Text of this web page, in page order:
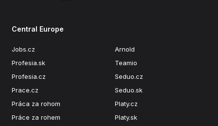
Central Europe
Jobs.cz
Profesia.sk
Profesia.cz
Prace.cz
Práca za rohom
Práce za rohem
Arnold
Teamio
Seduo.cz
Seduo.sk
Platy.cz
Platy.sk